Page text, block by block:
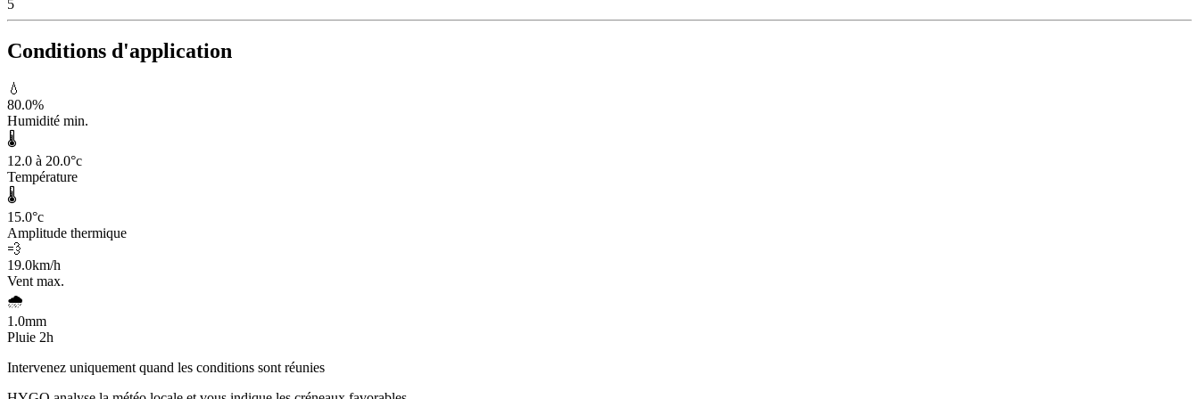
5
Conditions d'application
💧
80.0%
Humidité min.
🌡️
12.0 à 20.0°c
Température
🌡️
15.0°c
Amplitude thermique
💨
19.0km/h
Vent max.
🌧️
1.0mm
Pluie 2h
Intervenez uniquement quand les conditions sont réunies